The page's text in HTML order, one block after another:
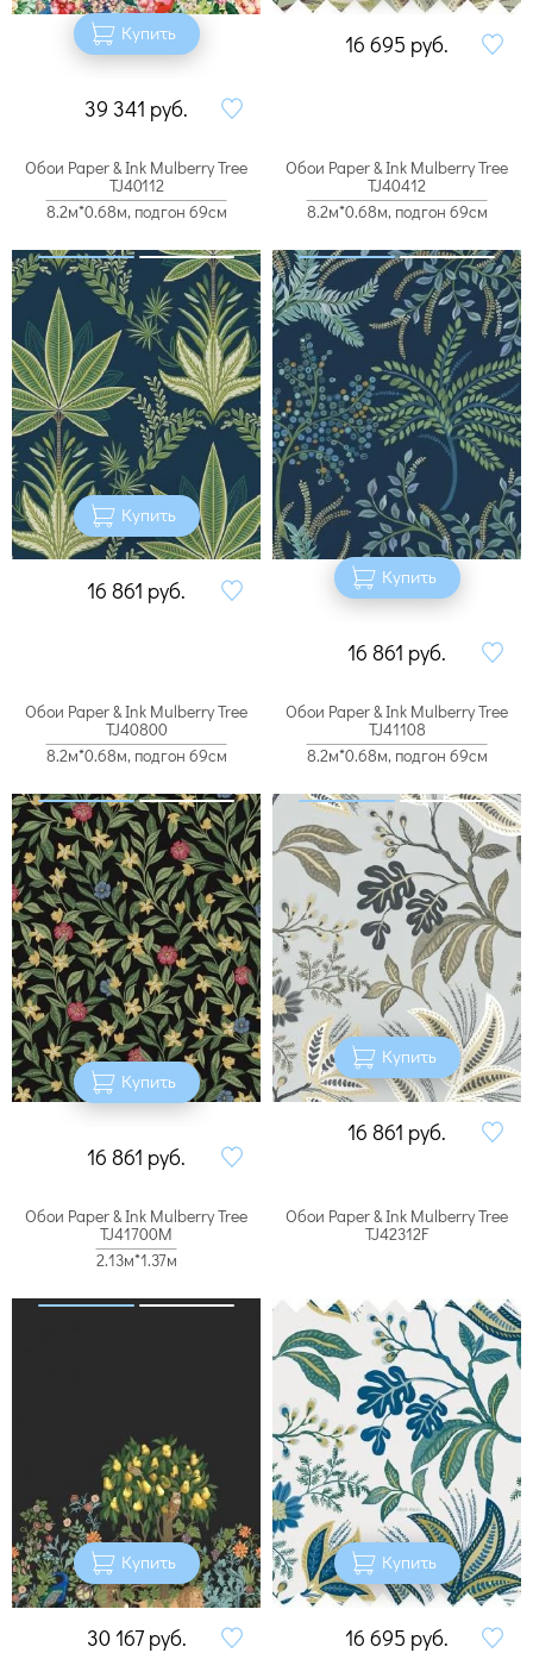
Купить
39 341 руб.
16 695 руб.
Обои Paper & Ink Mulberry Tree
TJ40112
8.2м*0.68м, подгон 69см
Купить
16 861 руб.
Обои Paper & Ink Mulberry Tree
TJ40412
8.2м*0.68м, подгон 69см
Купить
16 861 руб.
Обои Paper & Ink Mulberry Tree
TJ40800
8.2м*0.68м, подгон 69см
Купить
16 861 руб.
Обои Paper & Ink Mulberry Tree
TJ41108
8.2м*0.68м, подгон 69см
Купить
16 861 руб.
Обои Paper & Ink Mulberry Tree
TJ41700M
2.13м*1.37м
Купить
30 167 руб.
Обои Paper & Ink Mulberry Tree
TJ42312F
Купить
16 695 руб.